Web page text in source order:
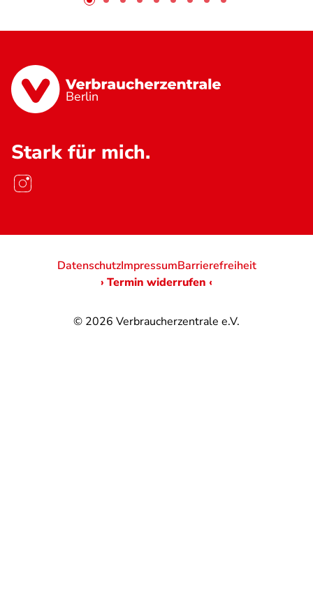
Berlin
Stark für mich.
© 2026 Verbraucherzentrale e.V.
DatenschutzImpressumBarrierefreiheit
› Termin widerrufen ‹